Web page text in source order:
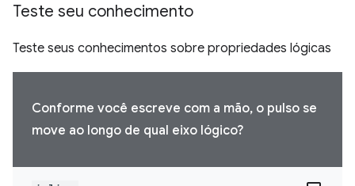
Teste seu conhecimento
Teste seus conhecimentos sobre propriedades lógicas
Conforme você escreve com a mão, o pulso se
move ao longo de qual eixo lógico?